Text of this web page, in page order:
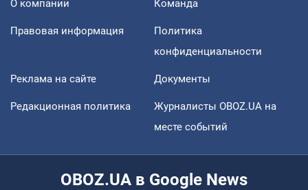
О компании Команда
Правовая информация
Политика
конфиденциальности
Реклама на сайте Документы
Редакционная политика
Журналисты OBOZ.UA на
месте событий
OBOZ.UA в Google News